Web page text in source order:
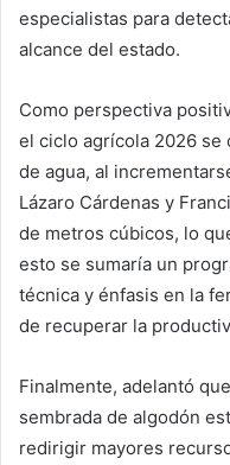
especialistas para
alcance del estado.
Como perspectiva
el ciclo agrícola 2026 se
de agua, al
Lázaro Cárdenas y
de metros cúbicos, lo
esto se sumaría un
técnica y énfasis en la
de recuperar la
Finalmente, adelantó
sembrada de algodón
redirigir mayores